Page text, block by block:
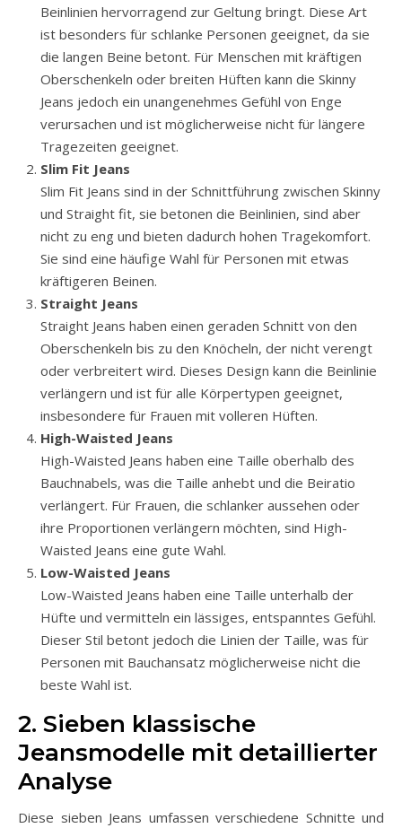
Beinlinien hervorragend zur Geltung bringt. Diese Art
ist besonders für schlanke Personen geeignet, da sie
die langen Beine betont. Für Menschen mit kräftigen
Oberschenkeln oder breiten Hüften kann die Skinny
Jeans jedoch ein unangenehmes Gefühl von Enge
verursachen und ist möglicherweise nicht für längere
Tragezeiten geeignet.
Slim Fit Jeans
Slim Fit Jeans sind in der Schnittführung zwischen Skinny
und Straight fit, sie betonen die Beinlinien, sind aber
nicht zu eng und bieten dadurch hohen Tragekomfort.
Sie sind eine häufige Wahl für Personen mit etwas
kräftigeren Beinen.
Straight Jeans
Straight Jeans haben einen geraden Schnitt von den
Oberschenkeln bis zu den Knöcheln, der nicht verengt
oder verbreitert wird. Dieses Design kann die Beinlinie
verlängern und ist für alle Körpertypen geeignet,
insbesondere für Frauen mit volleren Hüften.
High-Waisted Jeans
High-Waisted Jeans haben eine Taille oberhalb des
Bauchnabels, was die Taille anhebt und die Beiratio
verlängert. Für Frauen, die schlanker aussehen oder
ihre Proportionen verlängern möchten, sind High-
Waisted Jeans eine gute Wahl.
Low-Waisted Jeans
Low-Waisted Jeans haben eine Taille unterhalb der
Hüfte und vermitteln ein lässiges, entspanntes Gefühl.
Dieser Stil betont jedoch die Linien der Taille, was für
Personen mit Bauchansatz möglicherweise nicht die
beste Wahl ist.
2. Sieben klassische
Jeansmodelle mit detaillierter
Analyse
Diese sieben Jeans umfassen verschiedene Schnitte und